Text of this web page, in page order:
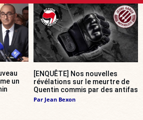
un
[ENQUÊTE] Nos nouvelles
révélations sur le meurtre de
Quentin commis par des antifas
Par Jean Bexon